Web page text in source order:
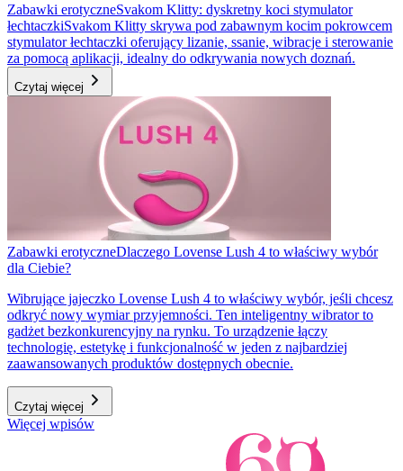
Zabawki erotyczneSvakom Klitty: dyskretny koci stymulator
łechtaczkiSvakom Klitty skrywa pod zabawnym kocim pokrowcem
stymulator łechtaczki oferujący lizanie, ssanie, wibracje i sterowanie
za pomocą aplikacji, idealny do odkrywania nowych doznań.
Czytaj więcej
Zabawki erotyczneDlaczego Lovense Lush 4 to właściwy wybór
dla Ciebie?
Wibrujące jajeczko Lovense Lush 4 to właściwy wybór, jeśli chcesz
odkryć nowy wymiar przyjemności. Ten inteligentny wibrator to
gadżet bezkonkurencyjny na rynku. To urządzenie łączy
technologię, estetykę i funkcjonalność w jeden z najbardziej
zaawansowanych produktów dostępnych obecnie.
Czytaj więcej
Więcej wpisów